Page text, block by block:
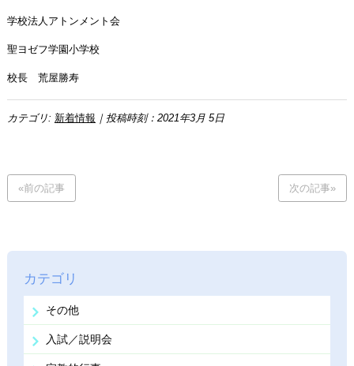
学校法人アトンメント会
聖ヨゼフ学園小学校
校長 荒屋勝寿
カテゴリ: 新着情報 ｜投稿時刻：2021年3月 5日
«前の記事 次の記事»
カテゴリ
その他
入試／説明会